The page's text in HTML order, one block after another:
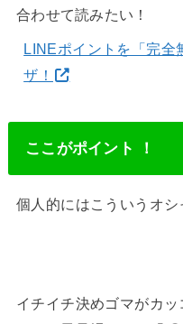
合わせて読みたい！
LINEポイントを「完全
ザ！
ここがポイント ！
個人的にはこういうオシ
イチイチ決めゴマがカ